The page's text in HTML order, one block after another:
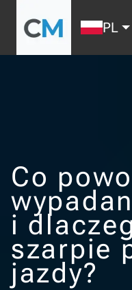
PL
Co
i
szarpie
jazdy?